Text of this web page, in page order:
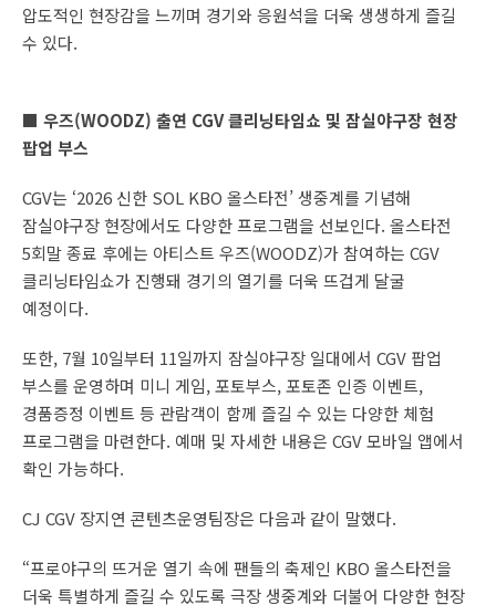
압도적인 현장감을 느끼며 경기와 응원석을 더욱 생생하게 즐길
수 있다.
■ 우즈(WOODZ) 출연 CGV 클리닝타임쇼 및 잠실야구장 현장
팝업 부스
CGV는 ‘2026 신한 SOL KBO 올스타전’ 생중계를 기념해
잠실야구장 현장에서도 다양한 프로그램을 선보인다. 올스타전
5회말 종료 후에는 아티스트 우즈(WOODZ)가 참여하는 CGV
클리닝타임쇼가 진행돼 경기의 열기를 더욱 뜨겁게 달굴
예정이다.
또한, 7월 10일부터 11일까지 잠실야구장 일대에서 CGV 팝업
부스를 운영하며 미니 게임, 포토부스, 포토존 인증 이벤트,
경품증정 이벤트 등 관람객이 함께 즐길 수 있는 다양한 체험
프로그램을 마련한다. 예매 및 자세한 내용은 CGV 모바일 앱에서
확인 가능하다.
CJ CGV 장지연 콘텐츠운영팀장은 다음과 같이 말했다.
“프로야구의 뜨거운 열기 속에 팬들의 축제인 KBO 올스타전을
더욱 특별하게 즐길 수 있도록 극장 생중계와 더불어 다양한 현장